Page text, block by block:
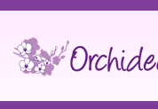
Skip
main
content